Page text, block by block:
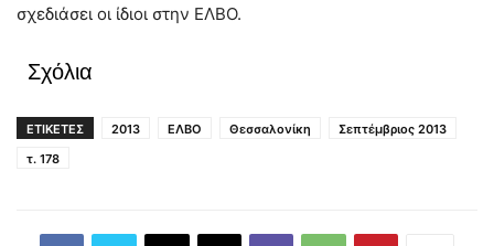
σχεδιάσει οι ίδιοι στην ΕΛΒΟ.
Σχόλια
ΕΤΙΚΕΤΕΣ 2013 ΕΛΒΟ Θεσσαλονίκη
Σεπτέμβριος 2013
τ. 178